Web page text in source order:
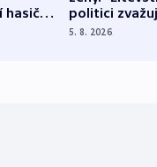
hasiči z
politici
dohodu o
5. 8. 2026